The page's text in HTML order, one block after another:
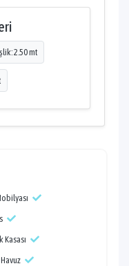
2.50 mt
Kasası